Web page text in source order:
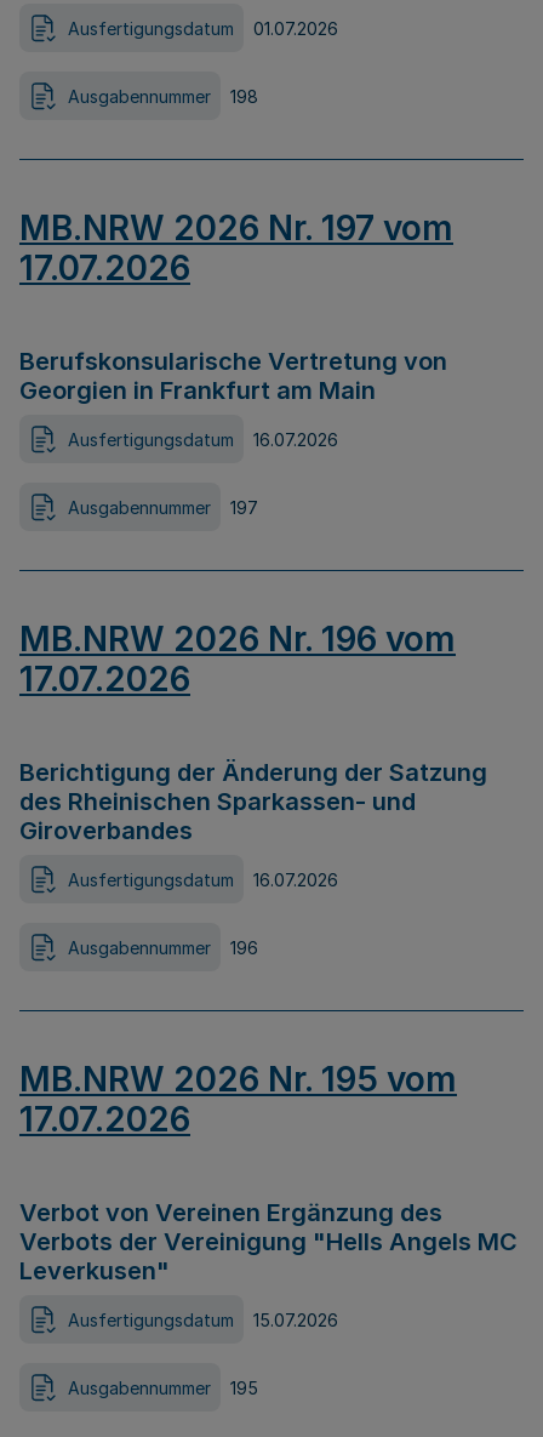
Ausfertigungsdatum 01.07.2026
Ausgabennummer 198
MB.NRW 2026 Nr. 197 vom
17.07.2026
Berufskonsularische Vertretung von
Georgien in Frankfurt am Main
Ausfertigungsdatum 16.07.2026
Ausgabennummer 197
MB.NRW 2026 Nr. 196 vom
17.07.2026
Berichtigung der Änderung der Satzung
des Rheinischen Sparkassen- und
Giroverbandes
Ausfertigungsdatum 16.07.2026
Ausgabennummer 196
MB.NRW 2026 Nr. 195 vom
17.07.2026
Verbot von Vereinen Ergänzung des
Verbots der Vereinigung "Hells Angels MC
Leverkusen"
Ausfertigungsdatum 15.07.2026
Ausgabennummer 195